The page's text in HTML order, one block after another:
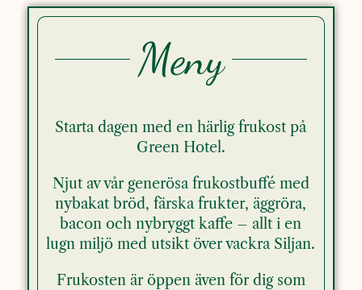
Meny
Starta dagen med en härlig frukost på
Green Hotel.
Njut av vår generösa frukostbuffé med
nybakat bröd, färska frukter, äggröra,
bacon och nybryggt kaffe – allt i en
lugn miljö med utsikt över vackra Siljan.
Frukosten är öppen även för dig som